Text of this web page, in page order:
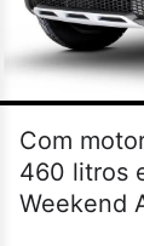
Com
460 litros
Weekend